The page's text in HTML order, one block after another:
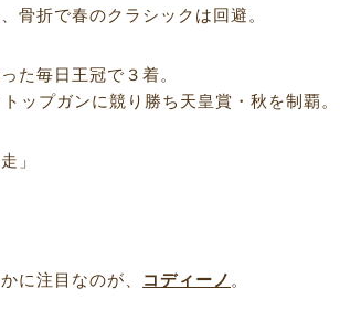
骨折で春のクラシックは回避。
た毎日王冠で３着。
ップガンに競り勝ち天皇賞・秋を制覇。
」
に注目なのが、 コディーノ 。